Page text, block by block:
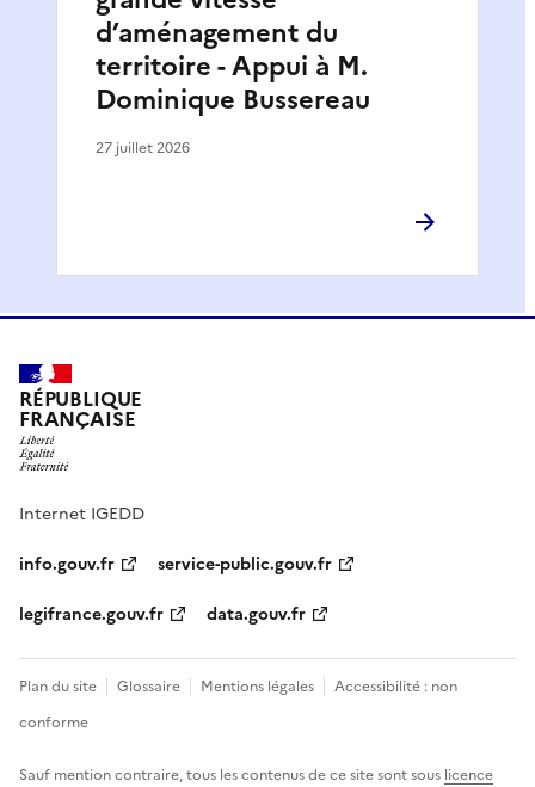
d’aménagement du
territoire - Appui à M.
Dominique Bussereau
27 juillet 2026
RÉPUBLIQUE
FRANÇAISE
Internet IGEDD
info.gouv.fr
service-public.gouv.fr
legifrance.gouv.fr
data.gouv.fr
Plan du site Glossaire Mentions légales
Accessibilité : non
conforme
Sauf mention contraire, tous les contenus de ce site sont sous licence